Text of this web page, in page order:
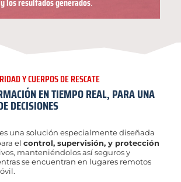
Y CUERPOS DE RESCATE
EN TIEMPO REAL, PARA UNA
DECISIONES
es una solución especialmente diseñada
el control, supervisión, y protección
manteniéndolos así seguros y
se encuentran en lugares remotos